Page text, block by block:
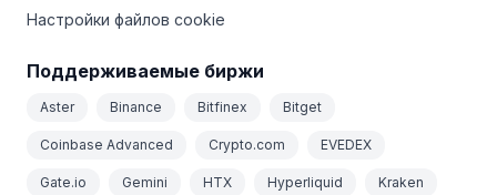
Настройки файлов cookie
Поддерживаемые биржи
Aster Binance Bitfinex Bitget
Coinbase Advanced Crypto.com EVEDEX
Gate.io Gemini HTX Hyperliquid Kraken